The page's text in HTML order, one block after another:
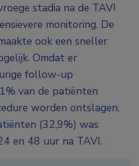
stadia na de TAVI
monitoring. De
ook een sneller
Omdat er
follow-up
van de patiënten
worden ontslagen.
(32,9%) was
en 48 uur na TAVI.